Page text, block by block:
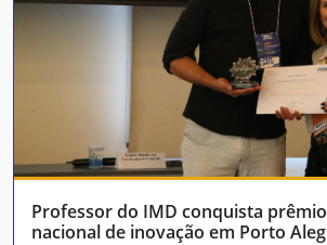
Professor do IMD conquista
nacional de inovação em Porto